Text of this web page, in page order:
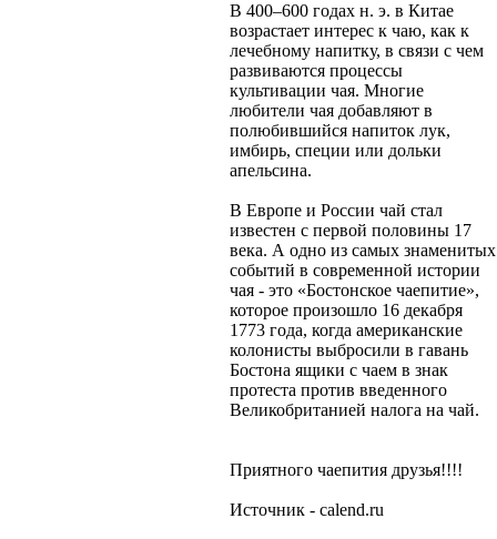
В 400–600 годах н. э. в Китае
возрастает интерес к чаю, как к
лечебному напитку, в связи с чем
развиваются процессы
культивации чая. Многие
любители чая добавляют в
полюбившийся напиток лук,
имбирь, специи или дольки
апельсина.
В Европе и России чай стал
известен с первой половины 17
века. А одно из самых знаменитых
событий в современной истории
чая - это «Бостонское чаепитие»,
которое произошло 16 декабря
1773 года, когда американские
колонисты выбросили в гавань
Бостона ящики с чаем в знак
протеста против введенного
Великобританией налога на чай.
Приятного чаепития друзья!!!!
Источник - calend.ru